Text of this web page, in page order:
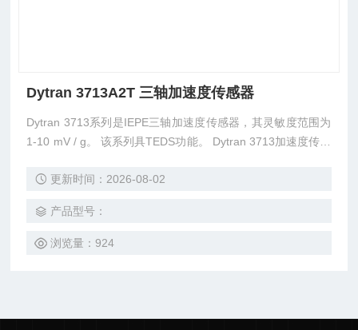
Dytran 3713A2T 三轴加速度传感器
Dytran 3713系列是IEPE三轴加速度传感器，其灵敏度范围为
1-10 mV / g。 该系列具TEDS功能。 Dytran 3713加速度传感
中，Glenair 4针连接器和10–32通孔安装。 这种环形安装配
采用全密封设计，可在高湿度和肮脏的环
更新时间：2026-08-02
产品型号：
浏览量：924